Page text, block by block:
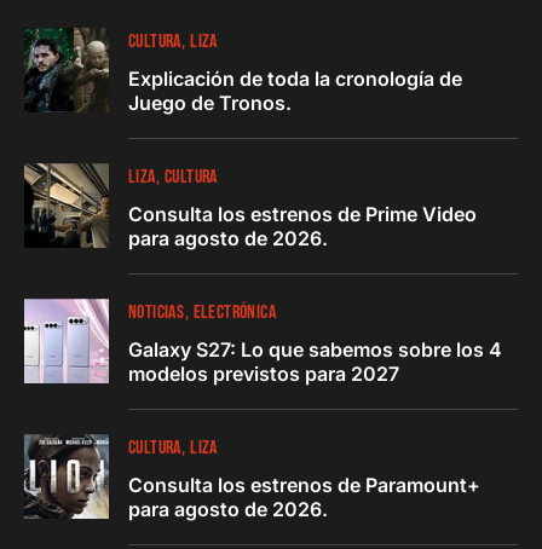
CULTURA LIZA
Explicación de toda la cronología de
Juego de Tronos.
LIZA CULTURA
Consulta los estrenos de Prime Video
para agosto de 2026.
NOTICIAS ELECTRÓNICA
Galaxy S27: Lo que sabemos sobre los 4
modelos previstos para 2027
CULTURA LIZA
Consulta los estrenos de Paramount+
para agosto de 2026.